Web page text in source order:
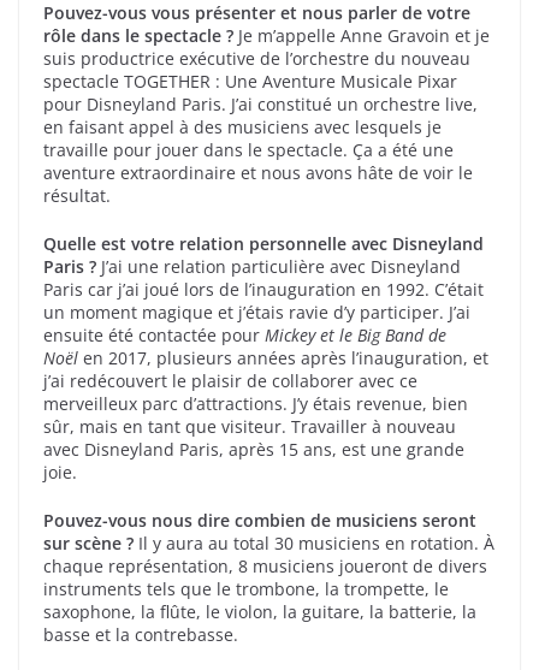
Pouvez-vous vous présenter et nous parler de votre
rôle dans le spectacle ? Je m’appelle Anne Gravoin et je
suis productrice exécutive de l’orchestre du nouveau
spectacle TOGETHER : Une Aventure Musicale Pixar
pour Disneyland Paris. J’ai constitué un orchestre live,
en faisant appel à des musiciens avec lesquels je
travaille pour jouer dans le spectacle. Ça a été une
aventure extraordinaire et nous avons hâte de voir le
résultat.
Quelle est votre relation personnelle avec Disneyland
Paris ? J’ai une relation particulière avec Disneyland
Paris car j’ai joué lors de l’inauguration en 1992. C’était
un moment magique et j’étais ravie d’y participer. J’ai
ensuite été contactée pour Mickey et le Big Band de
Noël en 2017, plusieurs années après l’inauguration, et
j’ai redécouvert le plaisir de collaborer avec ce
merveilleux parc d’attractions. J’y étais revenue, bien
sûr, mais en tant que visiteur. Travailler à nouveau
avec Disneyland Paris, après 15 ans, est une grande
joie.
Pouvez-vous nous dire combien de musiciens seront
sur scène ? Il y aura au total 30 musiciens en rotation. À
chaque représentation, 8 musiciens joueront de divers
instruments tels que le trombone, la trompette, le
saxophone, la flûte, le violon, la guitare, la batterie, la
basse et la contrebasse.